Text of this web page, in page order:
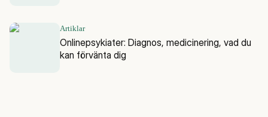
Artiklar
Onlinepsykiater: Diagnos, medicinering, vad du
kan förvänta dig